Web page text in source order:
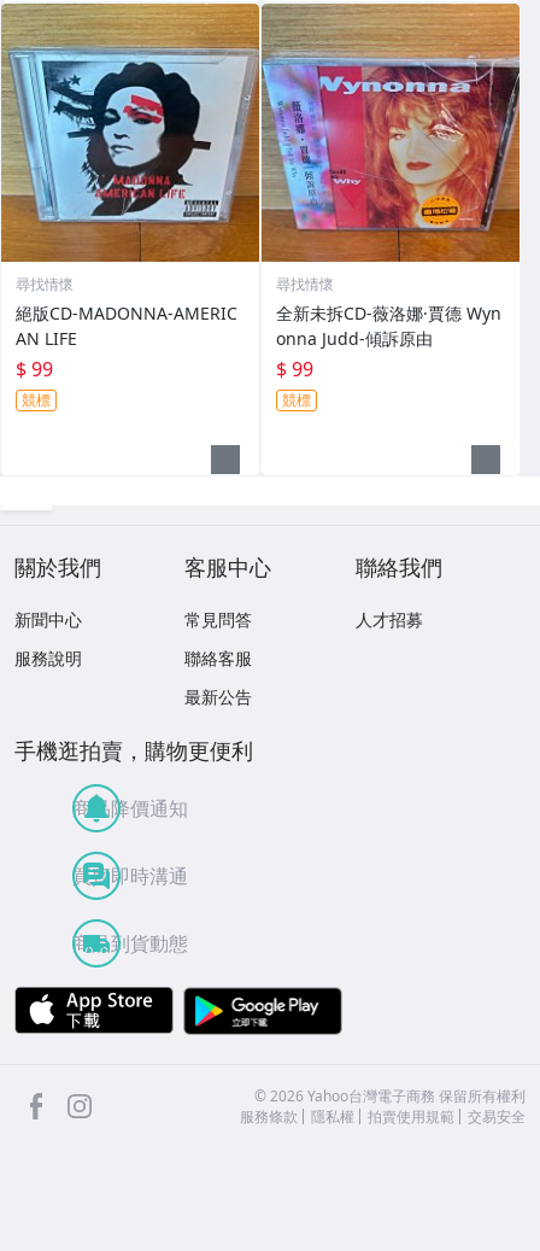
尋找情懷
絕版CD-MADONNA-AMERIC
AN LIFE
$ 99
競標
尋找情懷
全新未拆CD-薇洛娜·賈德 Wyn
onna Judd-傾訴原由
$ 99
競標
關於我們
新聞中心
服務說明
客服中心
常見問答
聯絡客服
最新公告
聯絡我們
人才招募
手機逛拍賣，購物更便利
商品降價通知
買賣即時溝通
商品到貨動態
APP Store
facebook ©2026 Yahoo台灣電子商務 保留所有權利
服務條款
隱私權 拍賣使用規範 交易安全